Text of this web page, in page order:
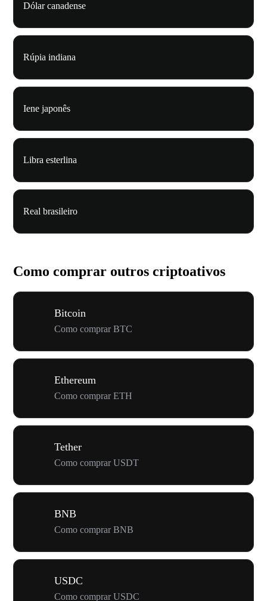
Dólar canadense
Rúpia indiana
Iene japonês
Libra esterlina
Real brasileiro
Como comprar outros criptoativos
Bitcoin
Como comprar BTC
Ethereum
Como comprar ETH
Tether
Como comprar USDT
BNB
Como comprar BNB
USDC
Como comprar USDC